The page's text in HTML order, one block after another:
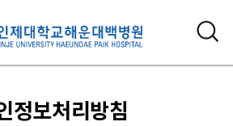
정보처리방침